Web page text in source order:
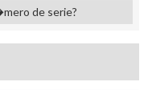
de serie?